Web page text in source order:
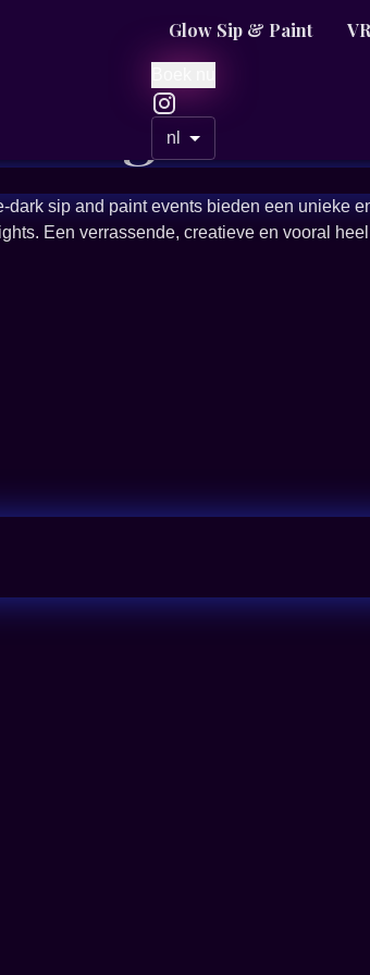
Glow Sip & Paint
nl
with
sip and paint events bieden een unieke
Een verrassende, creatieve en vooral